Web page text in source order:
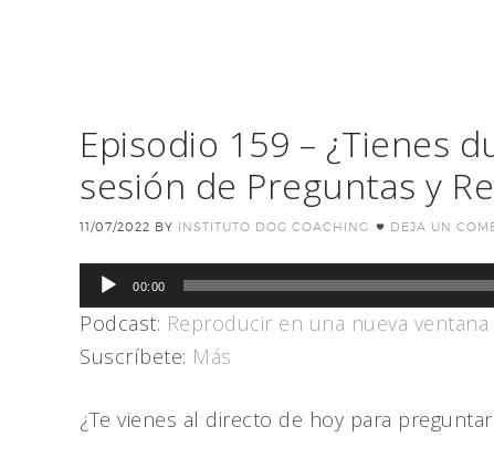
Episodio 159 – ¿Tienes
sesión de Preguntas y
11/07/2022 BY INSTITUTO DOG COACHING DEJA UN
Reproductor
de
00:00
Podcast: Reproducir en una nueva ventana
Suscríbete: Más
¿Te vienes al directo de hoy para